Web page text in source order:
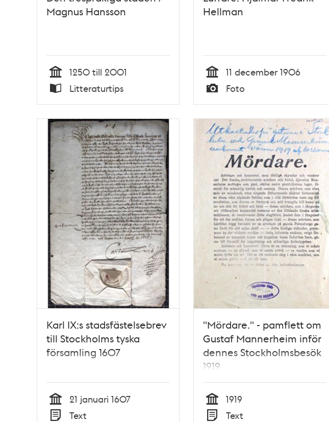
Magnus Hansson
Tid
1250 till 2001
Typ
Litteraturtips
Hellman
Tid
11 december 1906
Typ
Foto
Karl IX:s stadsfästelsebrev
till Stockholms tyska
församling 1607
Tid
21 januari 1607
Text
"Mördare." - pamflett om
Gustaf Mannerheim inför
dennes Stockholmsbesök
1919
Tid
1919
Text